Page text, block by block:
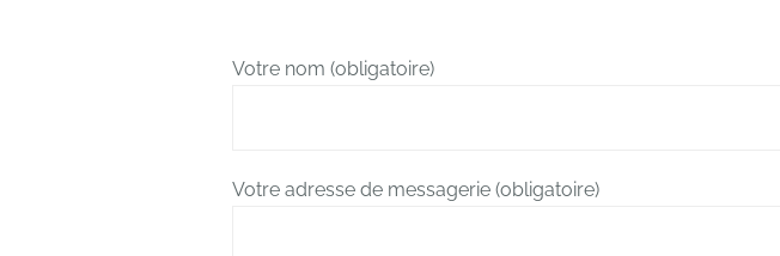
Votre nom (obligatoire)
Votre adresse de messagerie (obligatoire)